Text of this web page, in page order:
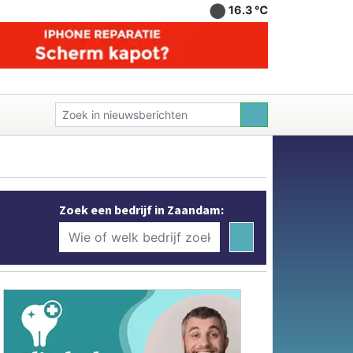
16.3 ℃
Zoek een bedrijf in Zaandam: